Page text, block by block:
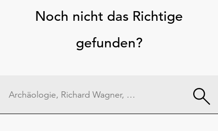
Noch nicht das Richtige
gefunden?